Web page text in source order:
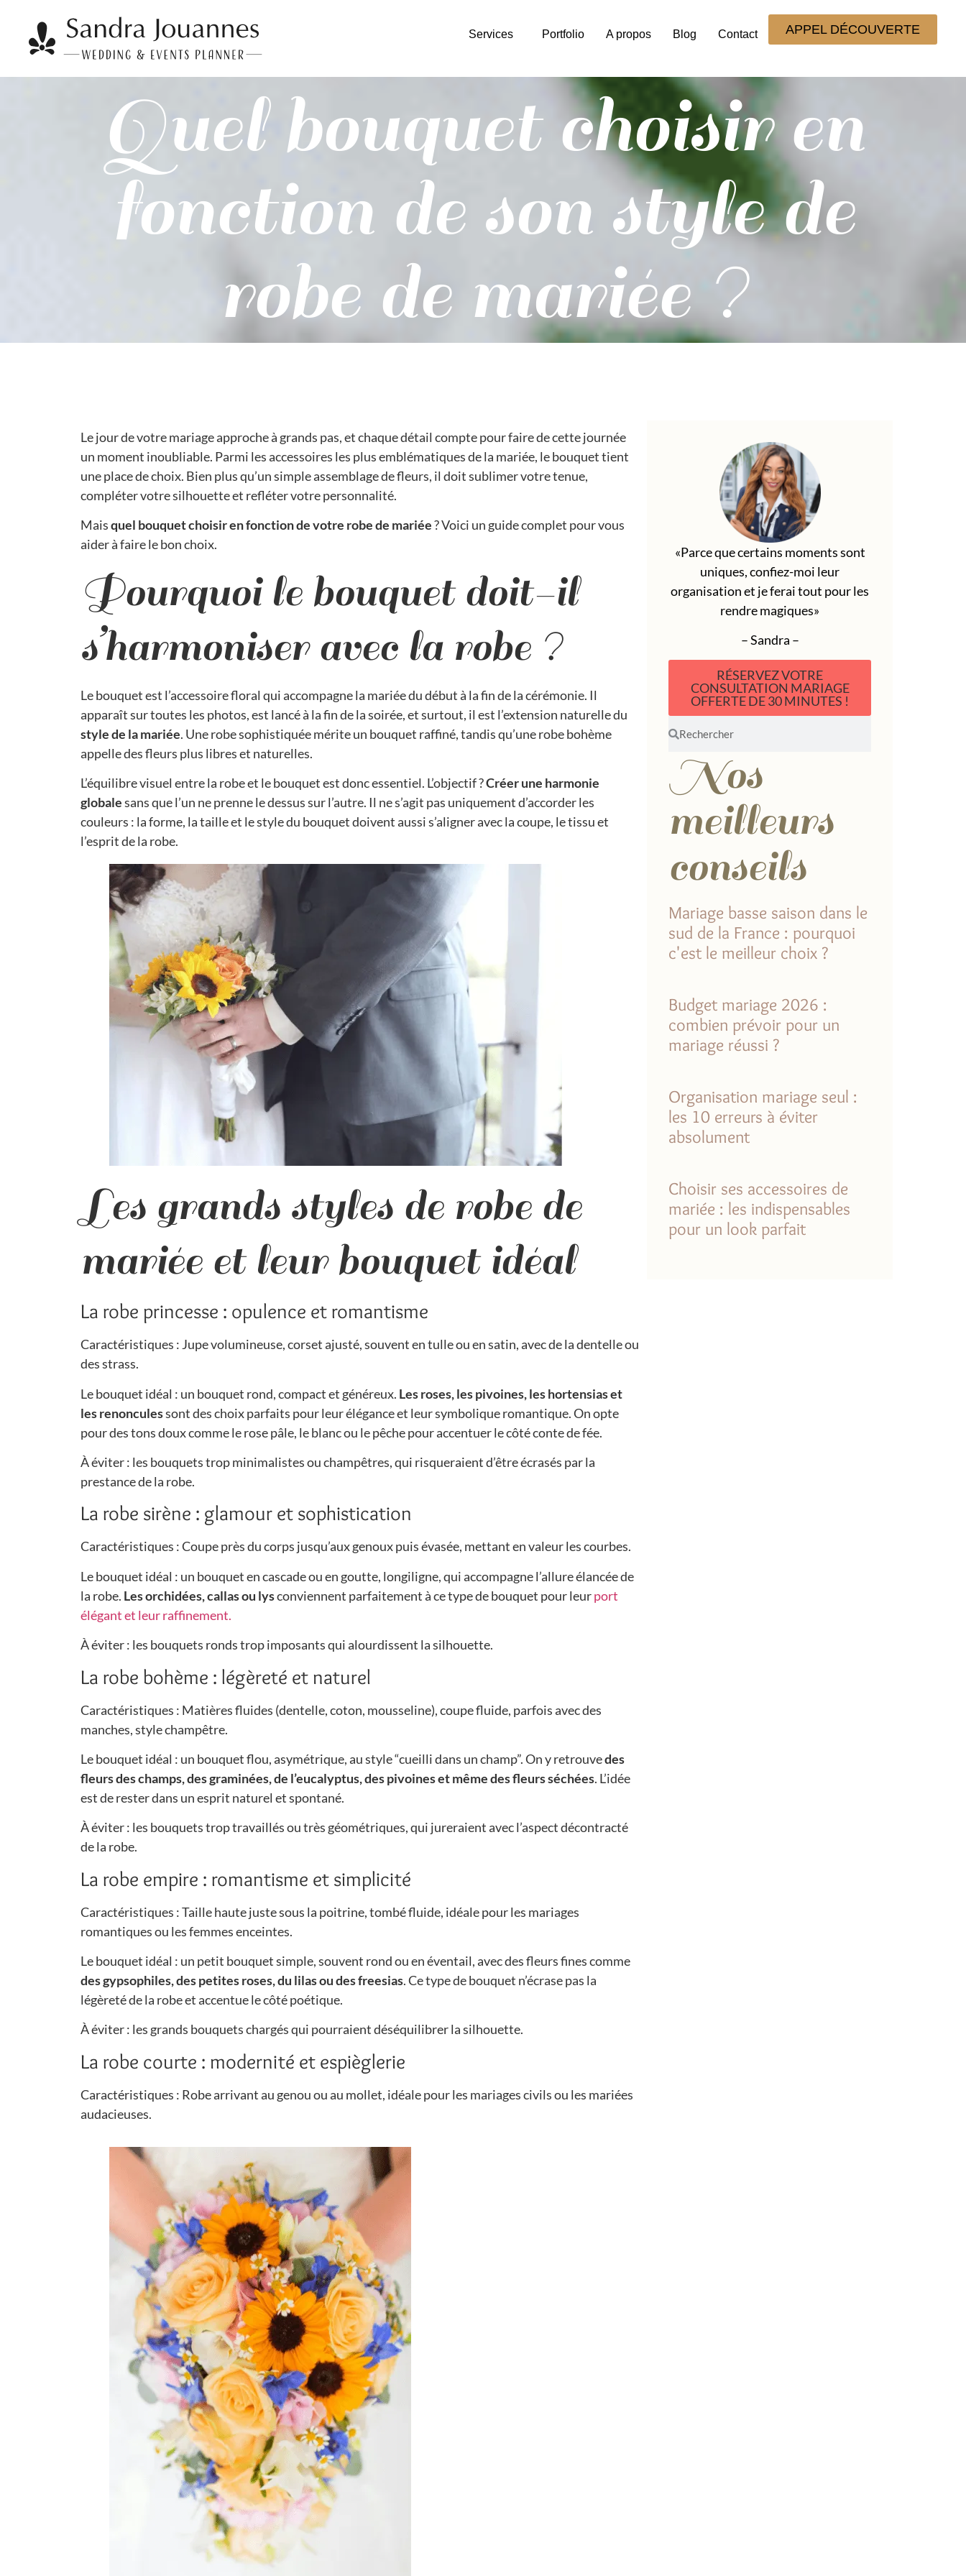
Services Portfolio A propos Blog Contact APPEL DÉCOUVERTE
Quel bouquet choisir en
fonction de son style de
robe de mariée ?
Le jour de votre mariage approche à grands pas, et chaque détail compte pour faire de cette journée
un moment inoubliable. Parmi les accessoires les plus emblématiques de la mariée, le bouquet tient
une place de choix. Bien plus qu’un simple assemblage de fleurs, il doit sublimer votre tenue,
compléter votre silhouette et refléter votre personnalité.
Maisquel bouquet choisir en fonction de votre robe de mariée? Voici un guide complet pour vous
aider à faire le bon choix.
Pourquoi le bouquet doit-il
s’harmoniser avec la robe ?
Le bouquet est l’accessoire floral qui accompagne la mariée du début à la fin de la cérémonie. Il
apparaît sur toutes les photos, est lancé à la fin de la soirée, et surtout, il est l’extension naturelle du
style de la mariée. Une robe sophistiquée mérite un bouquet raffiné, tandis qu’une robe bohème
appelle des fleurs plus libres et naturelles.
L’équilibre visuel entre la robe et le bouquet est donc essentiel. L’objectif ?Créer une harmonie
globalesans que l’un ne prenne le dessus sur l’autre. Il ne s’agit pas uniquement d’accorder les
couleurs : la forme, la taille et le style du bouquet doivent aussi s’aligner avec la coupe, le tissu et
l’esprit de la robe.
Les grands styles de robe de
mariée et leur bouquet idéal
La robe princesse : opulence et romantisme
Caractéristiques : Jupe volumineuse, corset ajusté, souvent en tulle ou en satin, avec de la dentelle ou
des strass.
Le bouquet idéal : un bouquet rond, compact et généreux. Les roses, les pivoines, les hortensias et
les renonculessont des choix parfaits pour leur élégance et leur symbolique romantique. On opte
pour des tons doux comme le rose pâle, le blanc ou le pêche pour accentuer le côté conte de fée.
À éviter : les bouquets trop minimalistes ou champêtres, qui risqueraient d’être écrasés par la
prestance de la robe.
La robe sirène : glamour et sophistication
Caractéristiques : Coupe près du corps jusqu’aux genoux puis évasée, mettant en valeur les courbes.
Le bouquet idéal : un bouquet en cascade ou en goutte, longiligne, qui accompagne l’allure élancée de
la robe. Les orchidées, callas ou lysconviennent parfaitement à ce type de bouquet pour leurport
élégant et leur raffinement.
À éviter : les bouquets ronds trop imposants qui alourdissent la silhouette.
La robe bohème : légèreté et naturel
Caractéristiques : Matières fluides (dentelle, coton, mousseline), coupe fluide, parfois avec des
manches, style champêtre.
Le bouquet idéal : un bouquet flou, asymétrique, au style “cueilli dans un champ”. On y retrouvedes
fleurs des champs, des graminées, de l’eucalyptus, des pivoines et même des fleurs séchées. L’idée
est de rester dans un esprit naturel et spontané.
À éviter : les bouquets trop travaillés ou très géométriques, qui jureraient avec l’aspect décontracté
de la robe.
La robe empire : romantisme et simplicité
Caractéristiques : Taille haute juste sous la poitrine, tombé fluide, idéale pour les mariages
romantiques ou les femmes enceintes.
Le bouquet idéal : un petit bouquet simple, souvent rond ou en éventail, avec des fleurs fines comme
des gypsophiles, des petites roses, du lilas ou des freesias. Ce type de bouquet n’écrase pas la
légèreté de la robe et accentue le côté poétique.
À éviter : les grands bouquets chargés qui pourraient déséquilibrer la silhouette.
La robe courte : modernité et espièglerie
Caractéristiques : Robe arrivant au genou ou au mollet, idéale pour les mariages civils ou les mariées
audacieuses.
«Parce que certains moments sont
uniques, confiez-moi leur
organisation et je ferai tout pour les
rendre magiques»
– Sandra –
RÉSERVEZ VOTRE
CONSULTATION MARIAGE
OFFERTE DE 30 MINUTES !
Nos
meilleurs
conseils
Mariage basse saison dans le
sud de la France : pourquoi
c'est le meilleur choix ?
Budget mariage 2026 :
combien prévoir pour un
mariage réussi ?
Organisation mariage seul :
les 10 erreurs à éviter
absolument
Choisir ses accessoires de
mariée : les indispensables
pour un look parfait